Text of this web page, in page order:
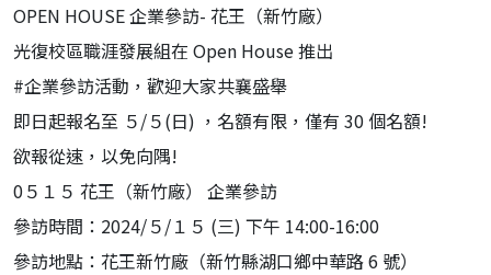
OPEN HOUSE 企業參訪- 花王（新竹廠）
光復校區職涯發展組在 Open House 推出
#企業參訪活動，歡迎大家共襄盛舉
即日起報名至 ５/５(日) ，名額有限，僅有 30 個名額!
欲報從速，以免向隅!
0５１５ 花王（新竹廠） 企業參訪
參訪時間：2024/５/１５ (三) 下午 14:00-16:00
參訪地點：花王新竹廠（新竹縣湖口鄉中華路 6 號）